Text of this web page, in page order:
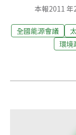
本報2011 年
全國能源會議
環境